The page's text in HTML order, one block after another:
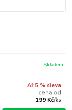
Až 5 % sleva
cena od
199 Kč/ks
Skladem